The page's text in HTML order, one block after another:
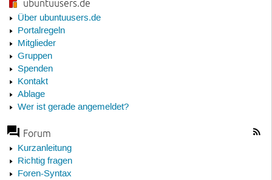
ubuntuusers.de
Über ubuntuusers.de
Portalregeln
Mitglieder
Gruppen
Spenden
Kontakt
Ablage
Wer ist gerade angemeldet?
Forum
Kurzanleitung
Richtig fragen
Foren-Syntax